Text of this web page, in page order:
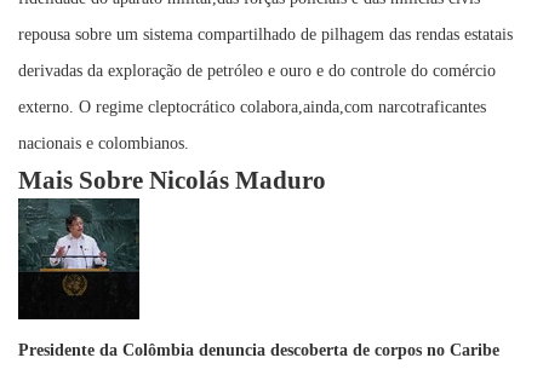
repousa sobre um sistema compartilhado de pilhagem das rendas estatais
derivadas da exploração de petróleo e ouro e do controle do comércio
externo. O regime cleptocrático colabora,ainda,com narcotraficantes
nacionais e colombianos.
Mais Sobre Nicolás Maduro
Presidente da Colômbia denuncia descoberta de corpos no Caribe